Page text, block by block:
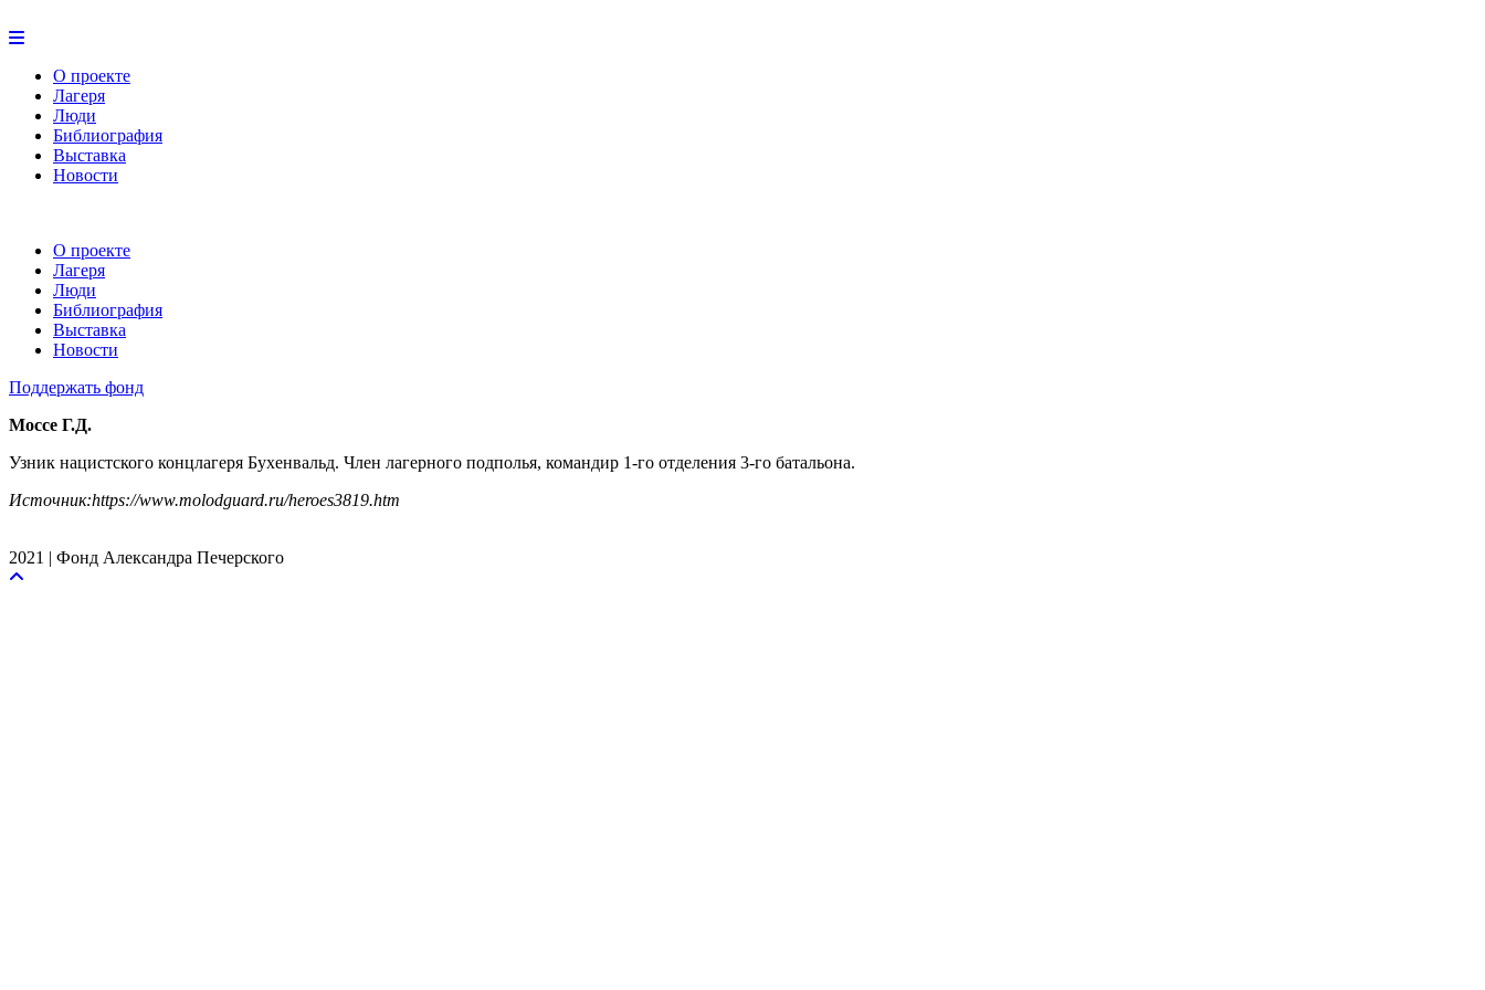
О проекте
Лагеря
Люди
Библиография
Выставка
Новости
О проекте
Лагеря
Люди
Библиография
Выставка
Новости
Поддержать фонд
Моссе Г.Д.
Узник нацистского концлагеря Бухенвальд. Член лагерного подполья, командир 1-го отделения 3-го батальона.
Источник:https://www.molodguard.ru/heroes3819.htm
2021 | Фонд Александра Печерского